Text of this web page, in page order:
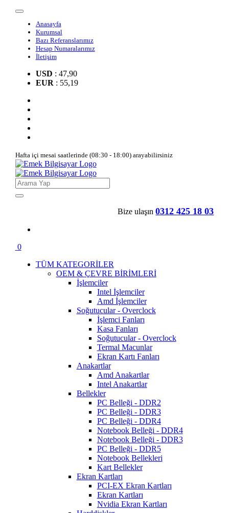
Anasayfa
Kurumsal
Bazı Referanslarımız
Hesap Numaralarımız
İletişim
USD : 47,90
EUR : 55,19
Hafta içi mesai saatlerinde (08:30 - 18:00) arayabilirsiniz
Bize ulaşın 0312 425 18 03
0
TÜM KATEGORİLER
OEM & ÇEVRE BİRİMLERİ
İşlemciler
Intel İşlemciler
Amd İşlemciler
Soğutucular - Overclock
İşlemci Fanları
Kasa Fanları
Soğutucular - Overclock
Termal Macunlar
Ekran Kartı Fanları
Anakartlar
Amd Anakartlar
Intel Anakartlar
Bellekler
PC Belleği - DDR2
PC Belleği - DDR3
PC Belleği - DDR4
Notebook Belleği - DDR4
Notebook Belleği - DDR3
PC Belleği - DDR5
Notebook Bellekleri
Kart Bellekler
Ekran Kartları
PCI-EX Ekran Kartları
Ekran Kartları
Nvidia Ekran Kartları